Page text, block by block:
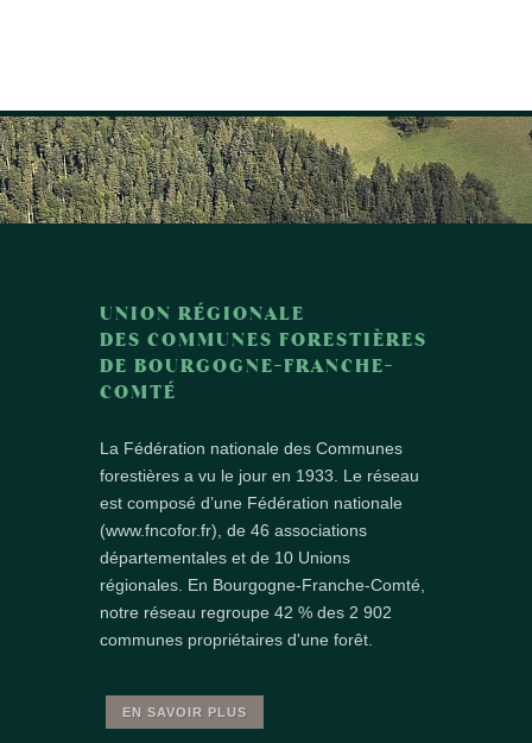
UNION RÉGIONALE
DES COMMUNES FORESTIÈRES
DE BOURGOGNE-FRANCHE-
COMTÉ
La Fédération nationale des Communes
forestières a vu le jour en 1933. Le réseau
est composé d’une Fédération nationale
(www.fncofor.fr), de 46 associations
départementales et de 10 Unions
régionales. En Bourgogne-Franche-Comté,
notre réseau regroupe 42 % des 2 902
communes propriétaires d'une forêt.
EN SAVOIR PLUS